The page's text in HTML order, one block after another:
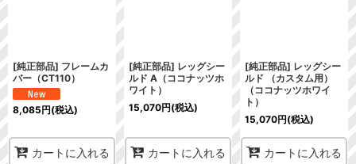
[純正部品] フレームカ
バー（CT110）
8,085円(税込)
カートに入れる
[純正部品] レッグシー
ルド A（ココナッツホ
ワイト）
15,070円(税込)
カートに入れる
[純正部品] レッグシー
ルド （カスタム用）
（ココナッツホワイ
ト）
15,070円(税込)
カートに入れる